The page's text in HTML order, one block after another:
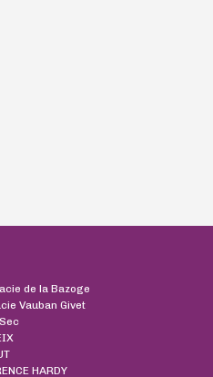
de la Bazoge
Vauban Givet
HARDY